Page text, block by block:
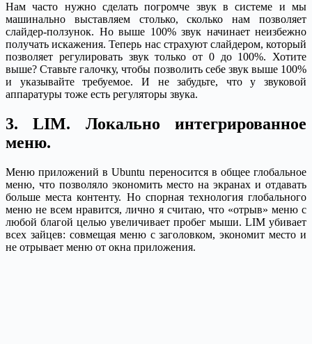
Нам часто нужно сделать погромче звук в системе и мы
машинально выставляем столько, сколько нам позволяет
слайдер-ползунок. Но выше 100% звук начинает неизбежно
получать искажения. Теперь нас страхуют слайдером, который
позволяет регулировать звук только от 0 до 100%. Хотите
выше? Ставьте галочку, чтобы позволить себе звук выше 100%
и указывайте требуемое. И не забудьте, что у звуковой
аппаратуры тоже есть регуляторы звука.
3. LIM. Локально интегрированное
меню.
Меню приложений в Ubuntu переносится в общее глобальное
меню, что позволяло экономить место на экранах и отдавать
больше места контенту. Но спорная технология глобального
меню не всем нравится, лично я считаю, что «отрыв» меню с
любой благой целью увеличивает пробег мыши. LIM убивает
всех зайцев: совмещая меню с заголовком, экономит место и
не отрывает меню от окна приложения.